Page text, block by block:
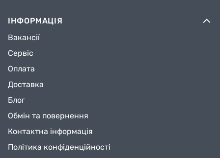
Размеры колес (Размер обуви / колеса):
38 - 39 / 4 x 76 мм;
40 - 46 / 4 x 80 мм.
Длина лайнера для каждого размера:
ІНФОРМАЦІЯ
Вакансії
Сервіс
Оплата
Доставка
Блог
Обмін та повернення
Контактна інформація
Політика конфіденційності